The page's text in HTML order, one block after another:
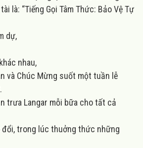
là: “Tiếng Gọi Tâm Thức: Bảo Vệ Tự
dự,
nhau,
và Chúc Mừng suốt một tuần lễ
trưa Langar mỗi bữa cho tất cả
đổi, trong lúc thuởng thức những